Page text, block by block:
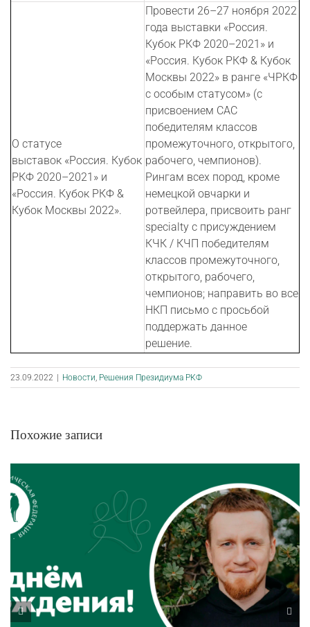
О статусе
выставок «Россия. Кубок
РКФ 2020–2021» и
«Россия. Кубок РКФ &
Кубок Москвы 2022».
Провести 26–27 ноября 2022
года выставки «Россия.
Кубок РКФ 2020–2021» и
«Россия. Кубок РКФ & Кубок
Москвы 2022» в ранге «ЧРКФ
с особым статусом» (с
присвоением CAC
победителям классов
промежуточного, открытого,
рабочего, чемпионов).
Рингам всех пород, кроме
немецкой овчарки и
ротвейлера, присвоить ранг
specialty с присуждением
КЧК / КЧП победителям
классов промежуточного,
открытого, рабочего,
чемпионов; направить во все
НКП письмо с просьбой
поддержать данное
решение.
23.09.2022 Новости, Решения Президиума РКФ
Похожие записи